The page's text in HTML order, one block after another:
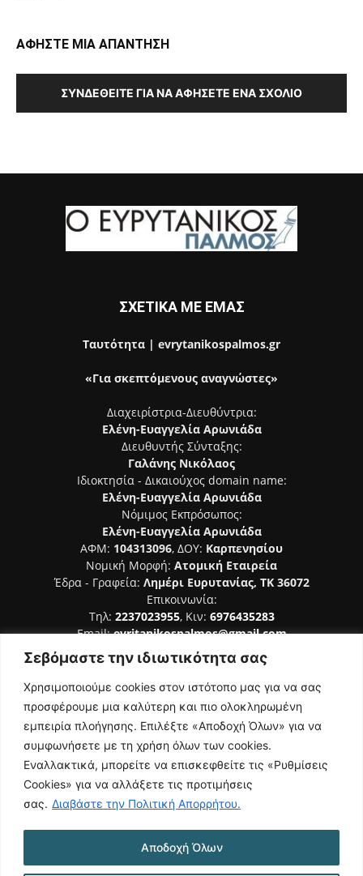
Σεβόμαστε την ιδιωτικότητα σας
Χρησιμοποιούμε cookies στον ιστότοπο μας για να σας
προσφέρουμε μια καλύτερη και πιο ολοκληρωμένη
εμπειρία πλοήγησης. Επιλέξτε «Αποδοχή Όλων» για να
συμφωνήσετε με τη χρήση όλων των cookies.
Εναλλακτικά, μπορείτε να επισκεφθείτε τις «Ρυθμίσεις
Cookies» για να αλλάξετε τις προτιμήσεις
σας. Διαβάστε την Πολιτική Απορρήτου.
Αποδοχή Όλων
ΑΦΗΣΤΕ ΜΙΑ ΑΠΑΝΤΗΣΗ
ΣΥΝΔΕΘΕΊΤΕ ΓΙΑ ΝΑ ΑΦΉΣΕΤΕ ΈΝΑ ΣΧΌΛΙΟ
ΣΧΕΤΙΚΑ ΜΕ ΕΜΑΣ
Ταυτότητα | evrytanikospalmos.gr
«Για σκεπτόμενους αναγνώστες»
Διαχειρίστρια-Διευθύντρια:
Ελένη-Ευαγγελία Αρωνιάδα
Διευθυντής Σύνταξης:
Γαλάνης Νικόλαος
Ιδιοκτησία - Δικαιούχος domain name:
Ελένη-Ευαγγελία Αρωνιάδα
Νόμιμος Εκπρόσωπος:
Ελένη-Ευαγγελία Αρωνιάδα
ΑΦΜ: 104313096, ΔΟΥ: Καρπενησίου
Νομική Μορφή: Ατομική Εταιρεία
Έδρα - Γραφεία: Λημέρι Ευρυτανίας, ΤΚ 36072
Επικοινωνία:
Τηλ: 2237023955, Κιν: 6976435283
Email:evritanikospalmos@gmail.com
ΑΚΟΛΟΥΘΗΣΕ ΜΑΣ
Όροι Χρήσης